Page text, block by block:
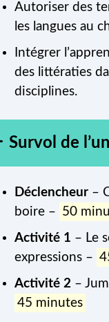
Autoriser des
les langues au
Intégrer
des littératies
disciplines.
Survol de
Déclencheur –
boire – 50
Activité 1 – Le
expressions –
Activité 2 –
45 minutes